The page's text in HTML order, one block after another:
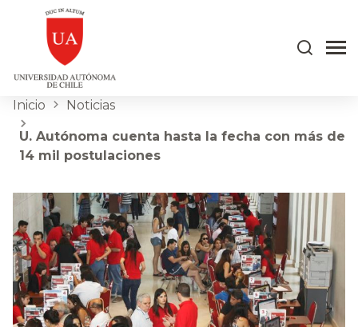
Inicio Noticias
U. Autónoma cuenta hasta la fecha con más de
14 mil postulaciones